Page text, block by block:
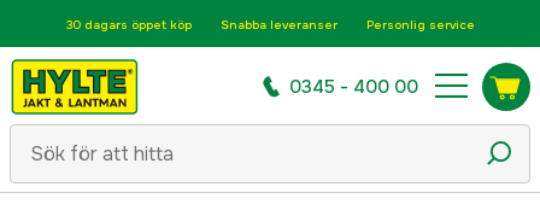
30 dagars öppet köp Snabba leveranser Personlig service
0345 - 400 00